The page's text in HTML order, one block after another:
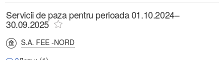
Servicii de paza pentru perioada 01.10.2024–
30.09.2025
S.A. FEE -NORD